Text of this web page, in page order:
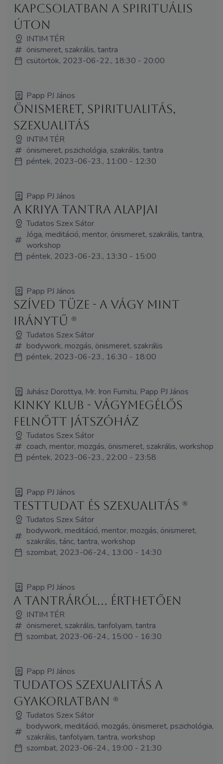
kapcsolatban a spirituális
úton
INTIM TÉR
önismeret, szakrális, tantra
csütörtök, 2023-06-22., 18:30 - 20:00
Papp PJ János
Önismeret, spiritualitás,
szexualitás
INTIM TÉR
önismeret, pszichológia, szakrális, tantra
péntek, 2023-06-23., 11:00 - 12:30
Papp PJ János
A Kriya Tantra alapjai
Tudatos Szex Sátor
Jóga, meditáció, mentor, önismeret, szakrális, tantra,
workshop
péntek, 2023-06-23., 13:30 - 15:00
Papp PJ János
Szíved Tüze - A vágy mint
iránytű (R)
Tudatos Szex Sátor
bodywork, mozgás, önismeret, szakrális
péntek, 2023-06-23., 16:30 - 18:00
Juhász Dorottya, Mr. Iron Furnitu, Papp PJ János
Kinky Klub - vágymegélős
felnőtt játszóház
Tudatos Szex Sátor
coach, mentor, mozgás, önismeret, szakrális, workshop
péntek, 2023-06-23., 22:00 - 23:58
Papp PJ János
Testtudat és szexualitás (R)
Tudatos Szex Sátor
bodywork, meditáció, mentor, mozgás, önismeret,
szakrális, tánc, tantra, workshop
szombat, 2023-06-24., 13:00 - 14:30
Papp PJ János
A tantráról... érthetően
INTIM TÉR
önismeret, szakrális, tanfolyam, tantra
szombat, 2023-06-24., 15:00 - 16:30
Papp PJ János
Tudatos szexualitás a
gyakorlatban (R)
Tudatos Szex Sátor
bodywork, meditáció, mozgás, önismeret, pszichológia,
szakrális, tanfolyam, tantra, workshop
szombat, 2023-06-24., 19:00 - 21:30